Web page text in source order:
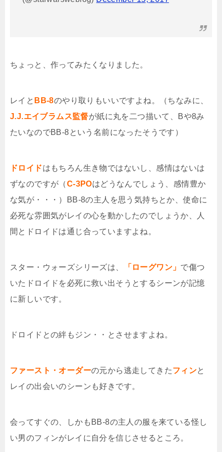
ちょっと、作ってみたくなりました。
レイと BB-8のやり取りもいいですよね。（ちなみに、
J.J.エイブラムス監督が紙に丸を二つ描いて、Bや8み
たいなのでBB-8という名前になったそうです）
ドロイドはもちろん生き物ではないし、感情はないは
ずなのですが（C-3POはどうなんでしょう、感情豊か
な気が・・・）BB-8の主人を思う気持ちとか、使命に
必死な雰囲気がレイの心を動かしたのでしょうか、人
間とドロイドは通じ合っていますよね。
スター・ウォーズシリーズは、 「ローグワン」 で傷つ
いたドロイドを必死に救い出そうとするシーンが記憶
に新しいです。
ドロイドとの絆もジン・・とさせますよね。
ファースト・オーダーの元から逃走してきたフィンと
レイの出会いのシーンも好きです。
会ってすぐの、しかもBB-8の主人の服を来ている怪し
い男のフィンがレイに自分を信じさせるところ。